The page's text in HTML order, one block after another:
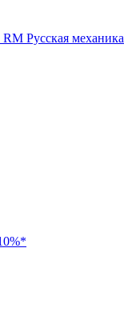
Русская механика